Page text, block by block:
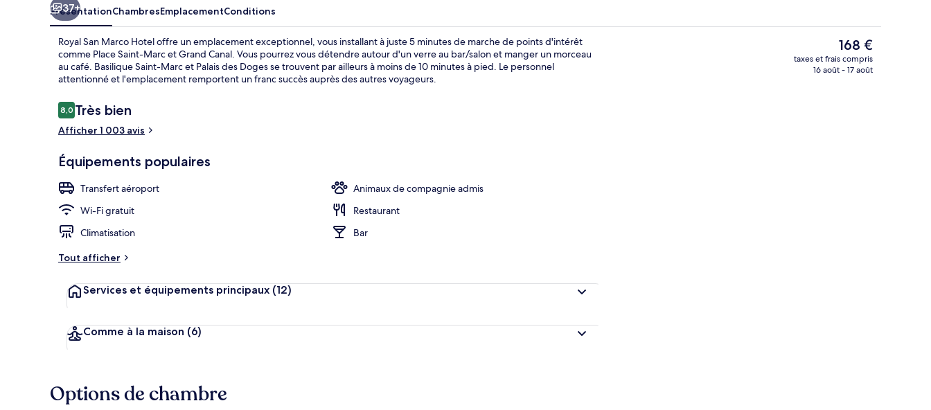
37+
PrésentationChambresEmplacementConditions
Royal San Marco Hotel offre un emplacement exceptionnel, vous installant à juste 5 minutes de marche de points d'intérêt
comme Place Saint-Marc et Grand Canal. Vous pourrez vous détendre autour d'un verre au bar/salon et manger un morceau
au café. Basilique Saint-Marc et Palais des Doges se trouvent par ailleurs à moins de 10 minutes à pied. Le personnel
attentionné et l'emplacement remportent un franc succès auprès des autres voyageurs.
Avis
voyageurs
8,08,0 sur 10
Très bien
Afficher 1 003 avis
Équipements populaires
Transfert aéroport
Animaux de compagnie admis
Wi-Fi gratuit
Restaurant
Climatisation
Bar
Tout afficher
Services et équipements principaux (12)
Comme à la maison (6)
Le
prix
actuel
168 €
taxes et frais compris
16 août - 17 août
Options de chambre